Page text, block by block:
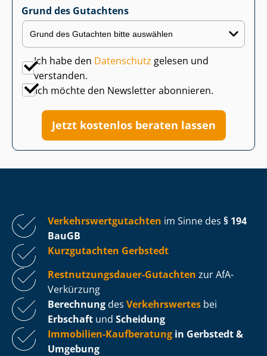
Grund des Gutachtens
Ich habe den Datenschutz gelesen und
verstanden.
Ich möchte den Newsletter abonnieren.
Jetzt kostenlos beraten lassen
Ver­kehrs­wert­gut­ach­ten im Sinne des § 194
BauGB
Kurzgutachten Gerbstedt
Rest­nut­zungs­dau­er-Gutachten zur AfA-
Verkürzung
Berechnung des Verkehrswertes bei
Erbschaft und Scheidung
Immobilien-Kaufberatung in Gerbstedt &
Umgebung